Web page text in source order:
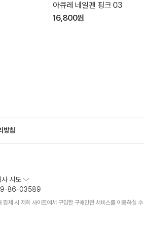
아큐레 네일펜 핑크 03
16,800원
방침
사 시도
86-03589
결제 시 저희 사이트에서 구입한 구매안전 서비스를 이용하실